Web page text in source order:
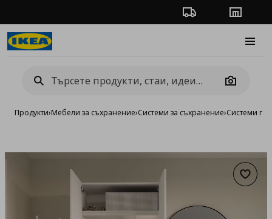
Проследяване на
Camera
Продукти›Мебели за съхранение›Системи за съхранение›Системи